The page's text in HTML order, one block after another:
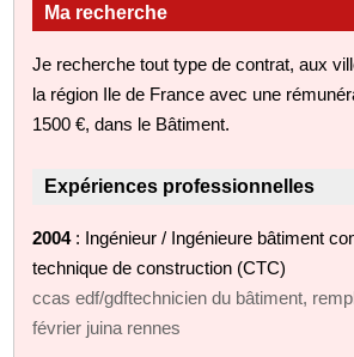
Ma recherche
Je recherche tout type de contrat, aux
la région Ile de France avec une
1500 €, dans le Bâtiment.
Expériences professionnelles
2004: Ingénieur / Ingénieure bâtiment
technique de construction (CTC)
ccas edf/gdftechnicien du bâtiment,
février juina rennes